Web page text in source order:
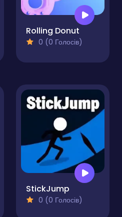
Rolling Donut
0 (0 Голосів)
StickJump
0 (0 Голосів)